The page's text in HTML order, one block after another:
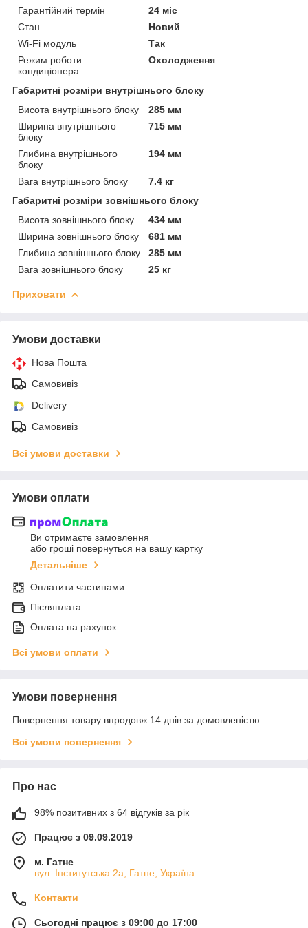
Гарантійний термін
24 міс
Стан
Новий
Wi-Fi модуль
Так
Режим роботи
кондиціонера
Охолодження
Габаритні розміри внутрішнього блоку
Висота внутрішнього блоку
285 мм
Ширина внутрішнього
блоку
715 мм
Глибина внутрішнього
блоку
194 мм
Вага внутрішнього блоку
7.4 кг
Габаритні розміри зовнішнього блоку
Висота зовнішнього блоку
434 мм
Ширина зовнішнього блоку
681 мм
Глибина зовнішнього блоку
285 мм
Вага зовнішнього блоку
25 кг
Приховати
Умови доставки
Нова Пошта
Самовивіз
Delivery
Самовивіз
Всі умови доставки
Умови оплати
Ви отримаєте замовлення
або гроші повернуться на вашу картку
Детальніше
Оплатити частинами
Післяплата
Оплата на рахунок
Всі умови оплати
Умови повернення
Повернення товару впродовж 14 днів за домовленістю
Всі умови повернення
Про нас
98% позитивних з 64 відгуків за рік
Працює з 09.09.2019
м. Гатне
вул. Інститутська 2а, Гатне, Україна
Контакти
Сьогодні працює з 09:00 до 17:00